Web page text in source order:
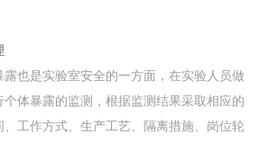
也是实验室安全的一方面，在实验人员做
体暴露的监测，根据监测结果采取相应的
工作方式、生产工艺、隔离措施、岗位轮